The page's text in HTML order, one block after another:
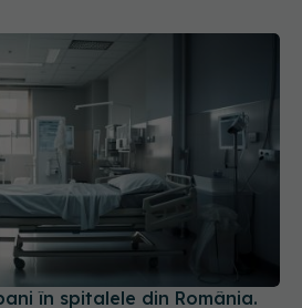
în spitalele din România.
a atins o rată record de
peste 80%